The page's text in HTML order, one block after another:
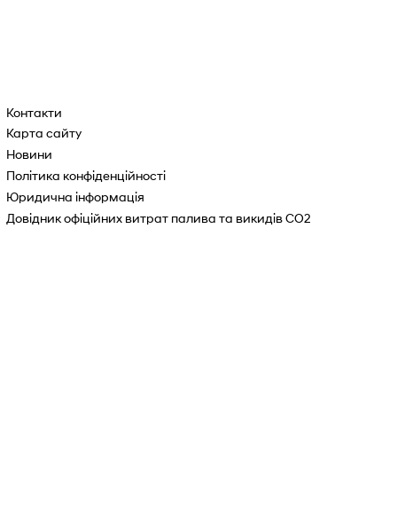
Контакти
Карта сайту
Новини
Політика конфіденційності
Юридична інформація
Довідник офіційних витрат палива та викидів СО2